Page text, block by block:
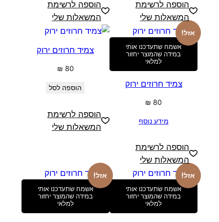
הוספה לרשימת
המשאלות שלי
הוספה לרשימת
המשאלות שלי
אזל!
אשמח שתעדכנו אותי
במידה שהמוצר יחזור
למלאי
צמיד חרוזים ירוק
₪ 80
מידע נוסף
הוספה לרשימת
המשאלות שלי
צמיד חרוזים ירוק
₪ 80
הוספה לסל
הוספה לרשימת
המשאלות שלי
אזל!
אשמח שתעדכנו אותי
במידה שהמוצר יחזור
למלאי
אזל!
אשמח שתעדכנו אותי
במידה שהמוצר יחזור
למלאי